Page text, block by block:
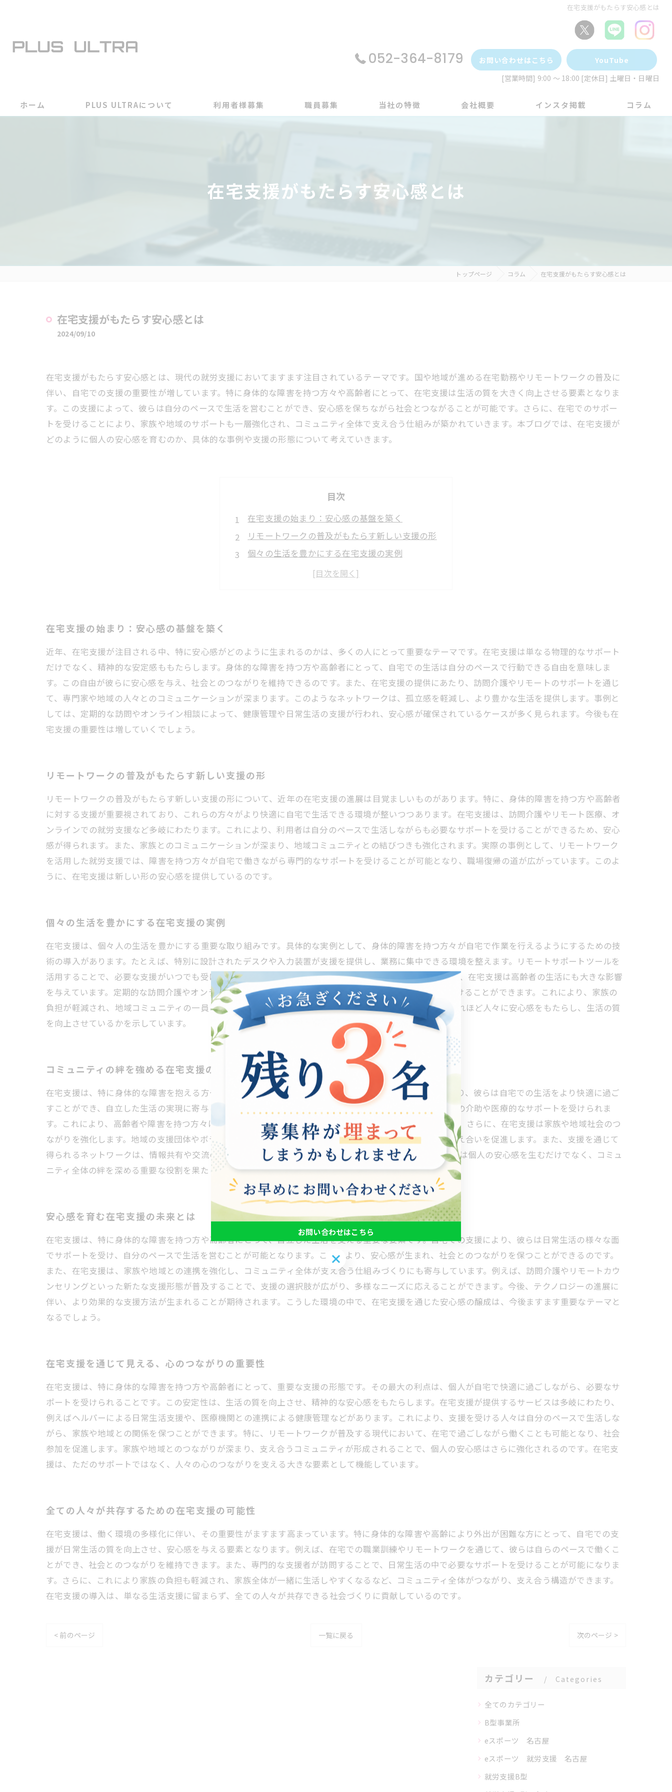
在宅支援がもたらす安心感とは
052-364-8179 お問い合わせはこちら
YouTube
[営業時間] 9:00 ～ 18:00 [定休日] 土曜日・日曜日
ホーム PLUS ULTRAについて 利用者様募集 職員募集 当社の特徴
動画編集
会社概要 インスタ掲載 コラム
在宅支援がもたらす安心感とは
トップページ コラム 在宅支援がもたらす安心感とは
在宅支援がもたらす安心感とは
2024/09/10
在宅支援がもたらす安心感とは、現代の就労支援においてますます注目されているテーマです。国や地域が進める在宅勤務やリモートワークの普及に
伴い、自宅での支援の重要性が増しています。特に身体的な障害を持つ方々や高齢者にとって、在宅支援は生活の質を大きく向上させる要素となりま
す。この支援によって、彼らは自分のペースで生活を営むことができ、安心感を保ちながら社会とつながることが可能です。さらに、在宅でのサポー
トを受けることにより、家族や地域のサポートも一層強化され、コミュニティ全体で支え合う仕組みが築かれていきます。本ブログでは、在宅支援が
どのように個人の安心感を育むのか、具体的な事例や支援の形態について考えていきます。
目次
在宅支援の始まり：安心感の基盤を築く
リモートワークの普及がもたらす新しい支援の形
個々の生活を豊かにする在宅支援の実例
コミュニティの絆を強める在宅支援の力
在宅支援の始まり：安心感の基盤を築く
近年、在宅支援が注目される中、特に安心感がどのように生まれるのかは、多くの人にとって重要なテーマです。在宅支援は単なる物理的なサポート
だけでなく、精神的な安定感ももたらします。身体的な障害を持つ方や高齢者にとって、自宅での生活は自分のペースで行動できる自由を意味しま
す。この自由が彼らに安心感を与え、社会とのつながりを維持できるのです。また、在宅支援の提供にあたり、訪問介護やリモートのサポートを通じ
て、専門家や地域の人々とのコミュニケーションが深まります。このようなネットワークは、孤立感を軽減し、より豊かな生活を提供します。事例と
しては、定期的な訪問やオンライン相談によって、健康管理や日常生活の支援が行われ、安心感が確保されているケースが多く見られます。今後も在
宅支援の重要性は増していくでしょう。
リモートワークの普及がもたらす新しい支援の形
リモートワークの普及がもたらす新しい支援の形について、近年の在宅支援の進展は目覚ましいものがあります。特に、身体的障害を持つ方や高齢者
に対する支援が重要視されており、これらの方々がより快適に自宅で生活できる環境が整いつつあります。在宅支援は、訪問介護やリモート医療、オ
ンラインでの就労支援など多岐にわたります。これにより、利用者は自分のペースで生活しながらも必要なサポートを受けることができるため、安心
感が得られます。また、家族とのコミュニケーションが深まり、地域コミュニティとの結びつきも強化されます。実際の事例として、リモートワーク
を活用した就労支援では、障害を持つ方々が自宅で働きながら専門的なサポートを受けることが可能となり、職場復帰の道が広がっています。このよ
うに、在宅支援は新しい形の安心感を提供しているのです。
個々の生活を豊かにする在宅支援の実例
在宅支援は、個々人の生活を豊かにする重要な取り組みです。具体的な実例として、身体的障害を持つ方々が自宅で作業を行えるようにするための技
術の導入があります。たとえば、特別に設計されたデスクや入力装置が支援を提供し、業務に集中できる環境を整えます。リモートサポートツールを
活用することで、必要な支援がいつでも受けられ、安心して自宅での仕事に取り組むことが可能です。 また、在宅支援は高齢者の生活にも大きな影響
を与えています。定期的な訪問介護やオンラインサポートによって、健康状態を把握でき、適切なケアを受けることができます。これにより、家族の
負担が軽減され、地域コミュニティの一員としてのつながりが深まります。こうした実例は、在宅支援がどれほど人々に安心感をもたらし、生活の質
を向上させているかを示しています。
コミュニティの絆を強める在宅支援の力
在宅支援は、特に身体的な障害を抱える方や高齢者にとって、大きな安心感をもたらします。この支援により、彼らは自宅での生活をより快適に過ご
すことができ、自立した生活の実現に寄与します。具体的には、在宅支援サービスを利用することで、日常の介助や医療的なサポートを受けられま
す。これにより、高齢者や障害を持つ方々は、遠慮せずに自分のペースで生活を営むことが可能になります。 さらに、在宅支援は家族や地域社会のつ
ながりを強化します。地域の支援団体やボランティアの存在は、孤立感を軽減し、コミュニティ全体での支え合いを促進します。また、支援を通じて
得られるネットワークは、情報共有や交流の場にもなり、生活の質向上を助けます。 このように、在宅支援は個人の安心感を生むだけでなく、コミュ
ニティ全体の絆を深める重要な役割を果たしています。今後も在宅支援の充実が求められるでしょう。
安心感を育む在宅支援の未来とは
在宅支援は、特に身体的な障害を持つ方や高齢者にとって、自立した生活を支える重要な要素です。自宅での支援により、彼らは日常生活の様々な面
でサポートを受け、自分のペースで生活を営むことが可能となります。これにより、安心感が生まれ、社会とのつながりを保つことができるのです。
また、在宅支援は、家族や地域との連携を強化し、コミュニティ全体が支え合う仕組みづくりにも寄与しています。例えば、訪問介護やリモートカウ
ンセリングといった新たな支援形態が普及することで、支援の選択肢が広がり、多様なニーズに応えることができます。今後、テクノロジーの進展に
伴い、より効果的な支援方法が生まれることが期待されます。こうした環境の中で、在宅支援を通じた安心感の醸成は、今後ますます重要なテーマと
なるでしょう。
在宅支援を通じて見える、心のつながりの重要性
在宅支援は、特に身体的な障害を持つ方や高齢者にとって、重要な支援の形態です。その最大の利点は、個人が自宅で快適に過ごしながら、必要なサ
ポートを受けられることです。この安定性は、生活の質を向上させ、精神的な安心感をもたらします。在宅支援が提供するサービスは多岐にわたり、
例えばヘルパーによる日常生活支援や、医療機関との連携による健康管理などがあります。これにより、支援を受ける人々は自分のペースで生活しな
がら、家族や地域との関係を保つことができます。特に、リモートワークが普及する現代において、在宅で過ごしながら働くことも可能となり、社会
参加を促進します。家族や地域とのつながりが深まり、支え合うコミュニティが形成されることで、個人の安心感はさらに強化されるのです。在宅支
援は、ただのサポートではなく、人々の心のつながりを支える大きな要素として機能しています。
全ての人々が共存するための在宅支援の可能性
在宅支援は、働く環境の多様化に伴い、その重要性がますます高まっています。特に身体的な障害や高齢により外出が困難な方にとって、自宅での支
援が日常生活の質を向上させ、安心感を与える要素となります。例えば、在宅での職業訓練やリモートワークを通じて、彼らは自らのペースで働くこ
とができ、社会とのつながりを維持できます。また、専門的な支援者が訪問することで、日常生活の中で必要なサポートを受けることが可能になりま
す。さらに、これにより家族の負担も軽減され、家族全体が一緒に生活しやすくなるなど、コミュニティ全体がつながり、支え合う構造ができます。
在宅支援の導入は、単なる生活支援に留まらず、全ての人々が共存できる社会づくりに貢献しているのです。
< 前のページ 一覧に戻る 次のページ >
カテゴリー Categories
全てのカテゴリー
B型事業所
eスポーツ 名古屋
eスポーツ 就労支援 名古屋
就労支援B型
お問い合わせはこちら
お問い合わせはこちら